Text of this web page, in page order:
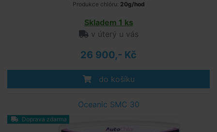
Produkce chlóru: 20g/hod
Skladem 1 ks
v úterý u vás
26 900,- Kč
do košíku
Oceanic SMC 30
Doprava zdarma